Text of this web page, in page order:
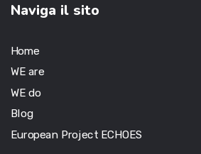
Naviga il sito
Home
WE are
WE do
Blog
European Project ECHOES